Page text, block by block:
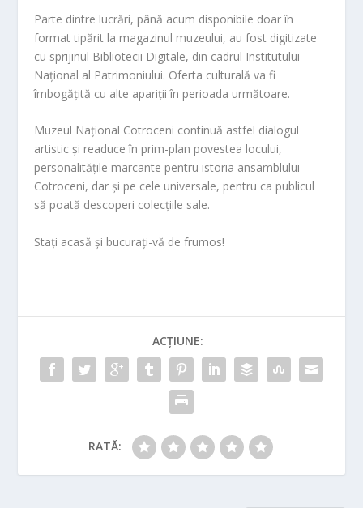
Parte dintre lucrări, până acum disponibile doar în
format tipărit la magazinul muzeului, au fost digitizate
cu sprijinul Bibliotecii Digitale, din cadrul Institutului
Național al Patrimoniului. Oferta culturală va fi
îmbogățită cu alte apariții în perioada următoare.
Muzeul Național Cotroceni continuă astfel dialogul
artistic și readuce în prim-plan povestea locului,
personalitățile marcante pentru istoria ansamblului
Cotroceni, dar și pe cele universale, pentru ca publicul
să poată descoperi colecțiile sale.
Stați acasă și bucurați-vă de frumos!
ACȚIUNE:
RATĂ: